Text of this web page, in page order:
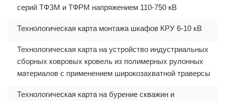
серий ТФЗМ и ТФРМ напряжением 110-750 кВ
Технологическая карта монтажа шкафов КРУ 6-10 кВ
Технологическая карта на устройство индустриальных
сборных ковровых кровель из полимерных рулонных
материалов с применением широкозахватной траверсы
Технологическая карта на бурение скважин и